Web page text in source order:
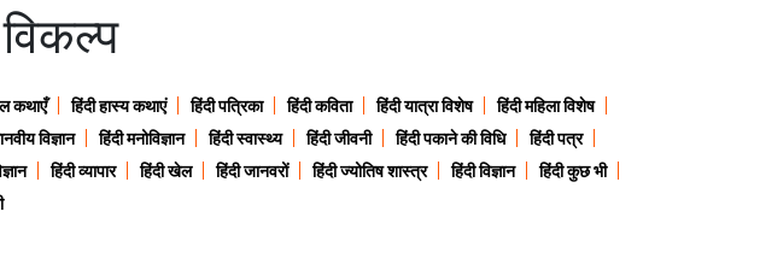
कथाएँ हिंदी हास्य कथाएं हिंदी पत्रिका हिंदी कविता हिंदी यात्रा विशेष
हिंदी महिला विशेष
विज्ञान हिंदी मनोविज्ञान हिंदी स्वास्थ्य हिंदी जीवनी हिंदी पकाने की विधि
हिंदी पत्र
हिंदी व्यापार हिंदी खेल हिंदी जानवरों हिंदी ज्योतिष शास्त्र हिंदी विज्ञान
हिंदी कुछ भी